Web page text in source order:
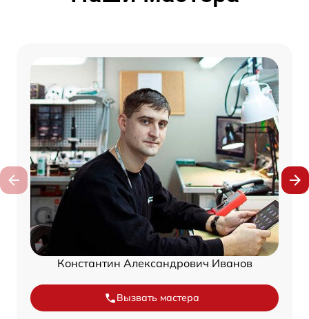
Константин Александрович Иванов
Вызвать мастера